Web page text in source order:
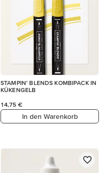
STAMPIN’ BLENDS KOMBIPACK IN
KÜKENGELB
14,75 €
In den Warenkorb